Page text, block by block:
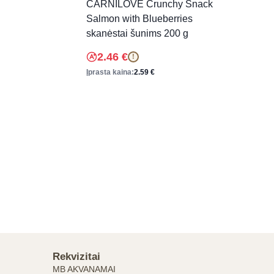
CARNILOVE Crunchy Snack
Salmon with Blueberries
skanėstai šunims 200 g
2.46 € !
Įprasta kaina:2.59 €
Rekvizitai
MB AKVANAMAI